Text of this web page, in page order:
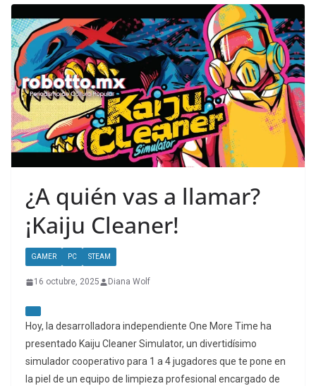
¿A quién vas a llamar?
¡Kaiju Cleaner!
GAMER PC STEAM
16 octubre, 2025 Diana Wolf
Hoy, la desarrolladora independiente One More Time ha
presentado Kaiju Cleaner Simulator, un divertidísimo
simulador cooperativo para 1 a 4 jugadores que te pone en
la piel de un equipo de limpieza profesional encargado de